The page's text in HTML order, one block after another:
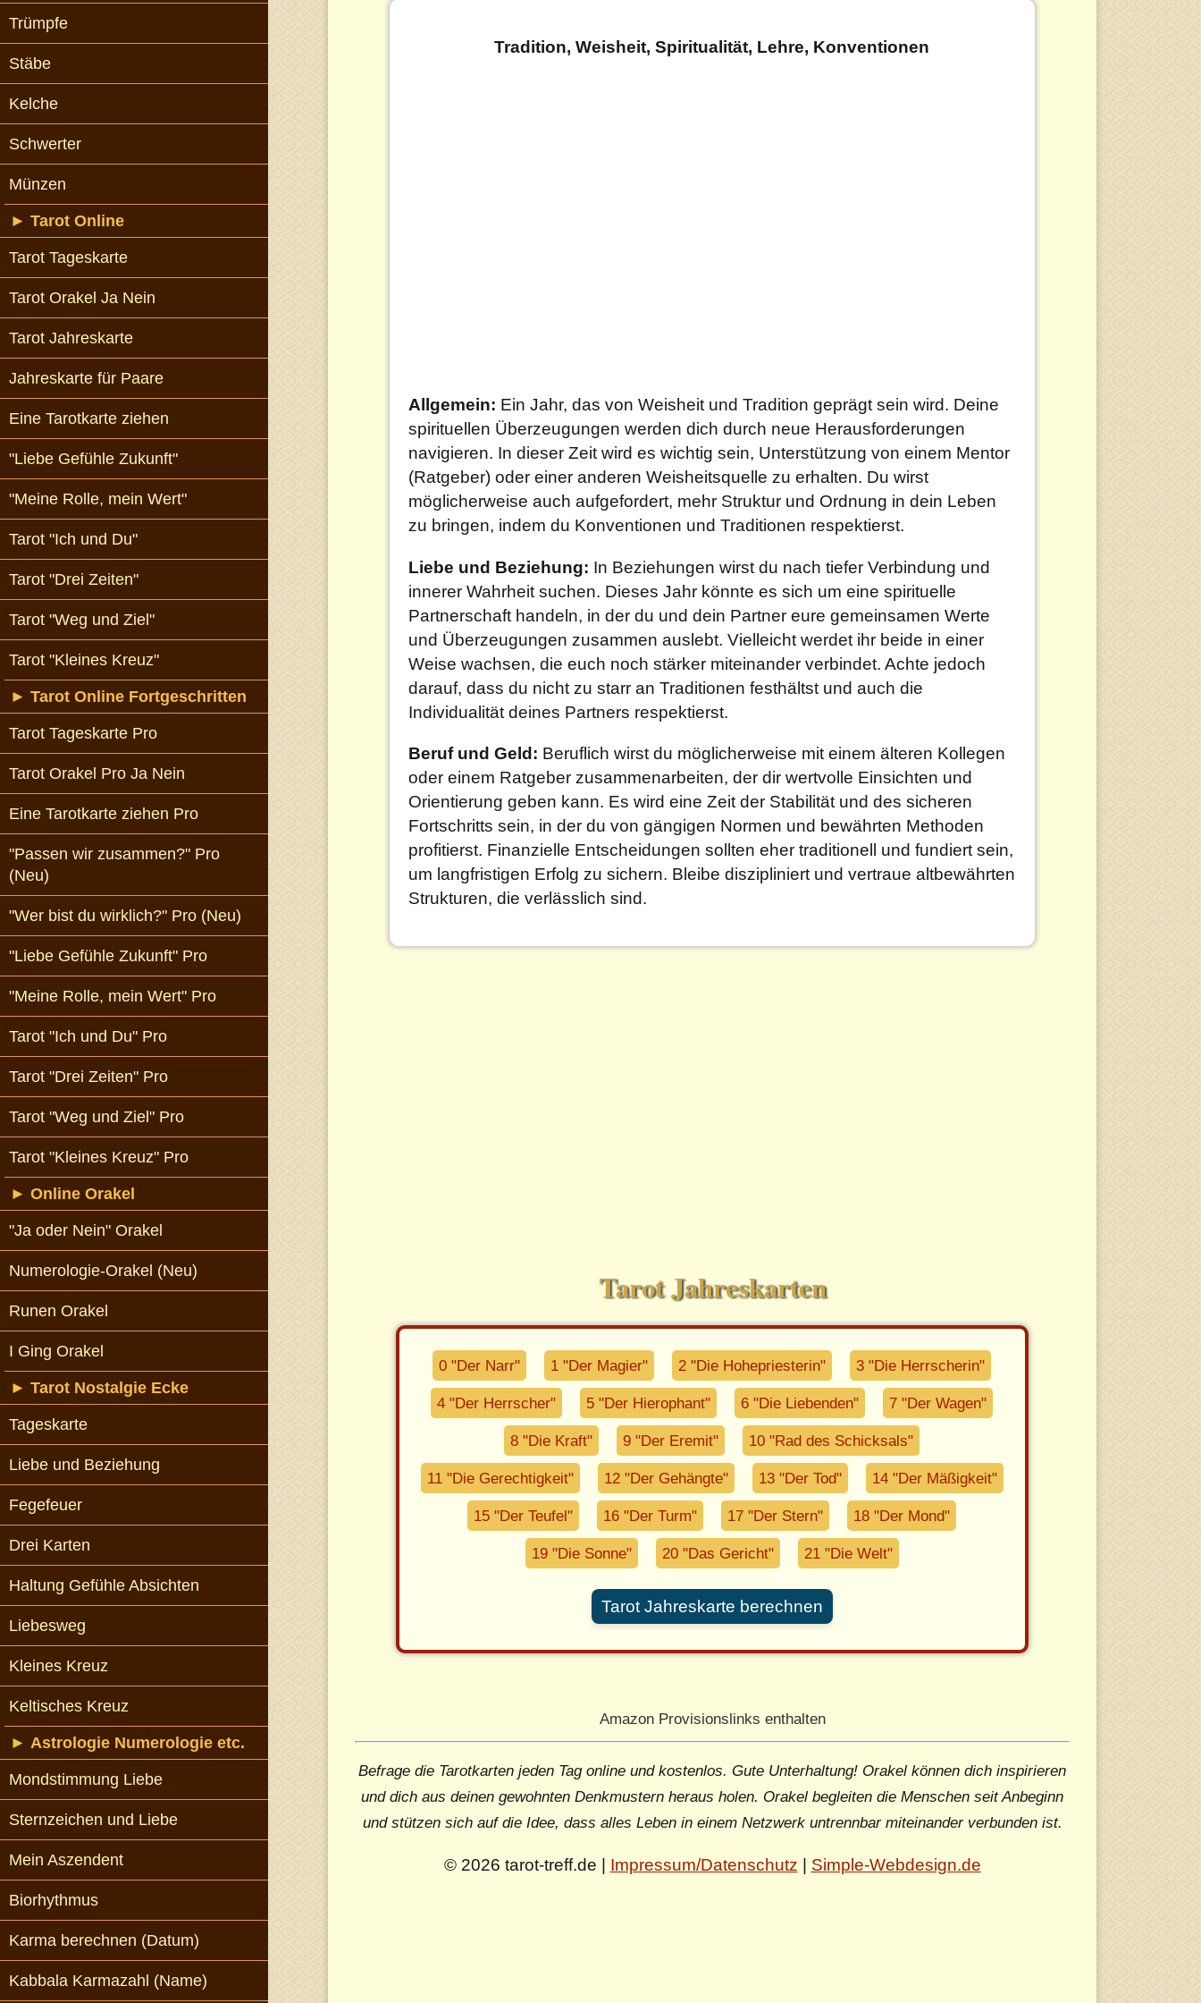
Tradition, Weisheit, Spiritualität, Lehre, Konventionen
Allgemein: Ein Jahr, das von Weisheit und Tradition geprägt sein wird. Deine
spirituellen Überzeugungen werden dich durch neue Herausforderungen
navigieren. In dieser Zeit wird es wichtig sein, Unterstützung von einem Mentor
(Ratgeber) oder einer anderen Weisheitsquelle zu erhalten. Du wirst
möglicherweise auch aufgefordert, mehr Struktur und Ordnung in dein Leben
zu bringen, indem du Konventionen und Traditionen respektierst.
Liebe und Beziehung: In Beziehungen wirst du nach tiefer Verbindung und
innerer Wahrheit suchen. Dieses Jahr könnte es sich um eine spirituelle
Partnerschaft handeln, in der du und dein Partner eure gemeinsamen Werte
und Überzeugungen zusammen auslebt. Vielleicht werdet ihr beide in einer
Weise wachsen, die euch noch stärker miteinander verbindet. Achte jedoch
darauf, dass du nicht zu starr an Traditionen festhältst und auch die
Individualität deines Partners respektierst.
Beruf und Geld: Beruflich wirst du möglicherweise mit einem älteren Kollegen
oder einem Ratgeber zusammenarbeiten, der dir wertvolle Einsichten und
Orientierung geben kann. Es wird eine Zeit der Stabilität und des sicheren
Fortschritts sein, in der du von gängigen Normen und bewährten Methoden
profitierst. Finanzielle Entscheidungen sollten eher traditionell und fundiert sein,
um langfristigen Erfolg zu sichern. Bleibe diszipliniert und vertraue altbewährten
Strukturen, die verlässlich sind.
Tarot Jahreskarten
0 "Der Narr" 1 "Der Magier" 2 "Die Hohepriesterin" 3 "Die Herrscherin"
4 "Der Herrscher" 5 "Der Hierophant" 6 "Die Liebenden" 7 "Der Wagen"
8 "Die Kraft" 9 "Der Eremit" 10 "Rad des Schicksals"
11 "Die Gerechtigkeit" 12 "Der Gehängte" 13 "Der Tod" 14 "Der Mäßigkeit"
15 "Der Teufel" 16 "Der Turm" 17 "Der Stern" 18 "Der Mond"
19 "Die Sonne" 20 "Das Gericht" 21 "Die Welt"
Tarot Jahreskarte berechnen
Amazon Provisionslinks enthalten
Befrage die Tarotkarten jeden Tag online und kostenlos. Gute Unterhaltung! Orakel können dich inspirieren
und dich aus deinen gewohnten Denkmustern heraus holen. Orakel begleiten die Menschen seit Anbeginn
und stützen sich auf die Idee, dass alles Leben in einem Netzwerk untrennbar miteinander verbunden ist.
© 2026 tarot-treff.de | Impressum/Datenschutz | Simple-Webdesign.de
Trümpfe
Stäbe
Kelche
Schwerter
Münzen
► Tarot Online
Tarot Tageskarte
Tarot Orakel Ja Nein
Tarot Jahreskarte
Jahreskarte für Paare
Eine Tarotkarte ziehen
"Liebe Gefühle Zukunft"
"Meine Rolle, mein Wert"
Tarot "Ich und Du"
Tarot "Drei Zeiten"
Tarot "Weg und Ziel"
Tarot "Kleines Kreuz"
► Tarot Online Fortgeschritten
Tarot Tageskarte Pro
Tarot Orakel Pro Ja Nein
Eine Tarotkarte ziehen Pro
"Passen wir zusammen?" Pro
(Neu)
"Wer bist du wirklich?" Pro (Neu)
"Liebe Gefühle Zukunft" Pro
"Meine Rolle, mein Wert" Pro
Tarot "Ich und Du" Pro
Tarot "Drei Zeiten" Pro
Tarot "Weg und Ziel" Pro
Tarot "Kleines Kreuz" Pro
► Online Orakel
"Ja oder Nein" Orakel
Numerologie-Orakel (Neu)
Runen Orakel
I Ging Orakel
► Tarot Nostalgie Ecke
Tageskarte
Liebe und Beziehung
Fegefeuer
Drei Karten
Haltung Gefühle Absichten
Liebesweg
Kleines Kreuz
Keltisches Kreuz
► Astrologie Numerologie etc.
Mondstimmung Liebe
Sternzeichen und Liebe
Mein Aszendent
Biorhythmus
Karma berechnen (Datum)
Kabbala Karmazahl (Name)